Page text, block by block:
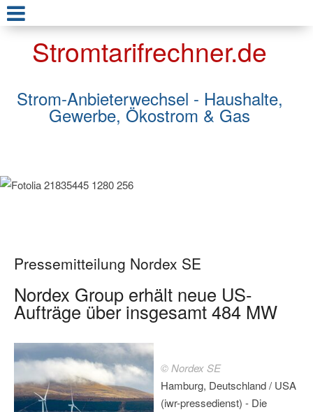
Stromtarifrechner.de
Strom-Anbieterwechsel - Haushalte,
Gewerbe, Ökostrom & Gas
Pressemitteilung Nordex SE
Nordex Group erhält neue US-
Aufträge über insgesamt 484 MW
© Nordex SE
Hamburg, Deutschland / USA
(iwr-pressedienst) - Die